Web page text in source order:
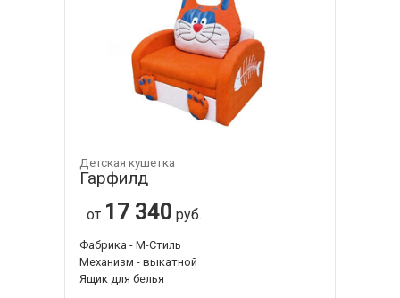
Детская кушетка
Гарфилд
от 17 340 руб.
Фабрика - М-Стиль
Механизм - выкатной
Ящик для белья